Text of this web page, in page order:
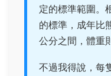
定的標準範圍。
的標準，成年比
公分之間，體重
不過我得說，每